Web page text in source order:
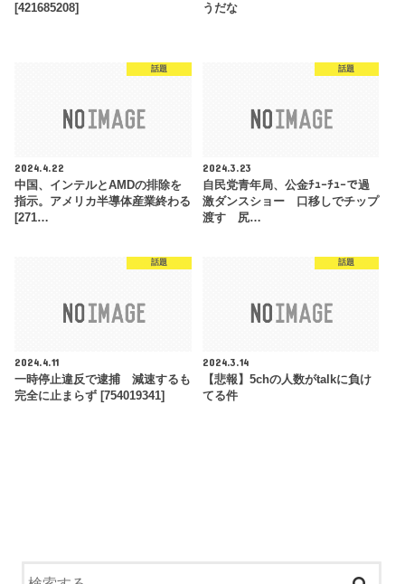
[421685208]
うだな
話題
2024.4.22
中国、インテルとAMDの排除を
指示。アメリカ半導体産業終わる
[271…
話題
2024.3.23
自民党青年局、公金ﾁｭｰﾁｭｰで過
激ダンスショー 口移しでチップ
渡す 尻…
話題
2024.4.11
一時停止違反で逮捕 減速するも
完全に止まらず [754019341]
話題
2024.3.14
【悲報】5chの人数がtalkに負け
てる件